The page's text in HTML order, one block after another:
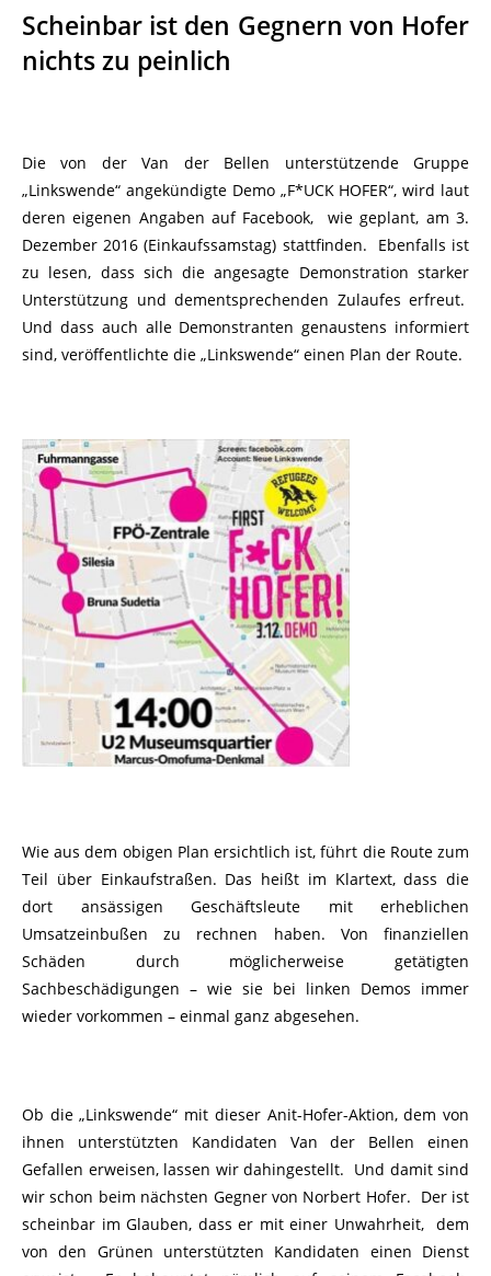
Scheinbar ist den Gegnern von Hofer
nichts zu peinlich
Die von der Van der Bellen unterstützende Gruppe
„Linkswende“ angekündigte Demo „F*UCK HOFER“, wird laut
deren eigenen Angaben auf Facebook, wie geplant, am 3.
Dezember 2016 (Einkaufssamstag) stattfinden. Ebenfalls ist
zu lesen, dass sich die angesagte Demonstration starker
Unterstützung und dementsprechenden Zulaufes erfreut.
Und dass auch alle Demonstranten genaustens informiert
sind, veröffentlichte die „Linkswende“ einen Plan der Route.
Wie aus dem obigen Plan ersichtlich ist, führt die Route zum
Teil über Einkaufstraßen. Das heißt im Klartext, dass die
dort ansässigen Geschäftsleute mit erheblichen
Umsatzeinbußen zu rechnen haben. Von finanziellen
Schäden durch möglicherweise getätigten
Sachbeschädigungen – wie sie bei linken Demos immer
wieder vorkommen – einmal ganz abgesehen.
Ob die „Linkswende“ mit dieser Anit-Hofer-Aktion, dem von
ihnen unterstützten Kandidaten Van der Bellen einen
Gefallen erweisen, lassen wir dahingestellt. Und damit sind
wir schon beim nächsten Gegner von Norbert Hofer. Der ist
scheinbar im Glauben, dass er mit einer Unwahrheit, dem
von den Grünen unterstützten Kandidaten einen Dienst